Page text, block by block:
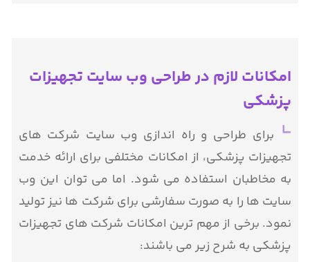
امکانات لازم در طراحی وب سایت تجهیزات
پزشکی
برای طراحی و راه اندازی وب سایت شرکت های
تجهیزات پزشکی، از امکانات مختلفی برای ارائه خدمت
به مخاطبان استفاده می شود. اما می توان این وب
سایت ها را به صورت سفارشی برای شرکت ها نیز تولید
نمود. برخی از مهم ترین امکانات شرکت های تجهیزات
پزشکی به شرح زیر می باشند: